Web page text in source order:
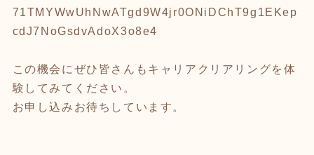
71TMYWwUhNwATgd9W4jr0ONiDChT9g1EKep
cdJ7NoGsdvAdoX3o8e4
この機会にぜひ皆さんもキャリアクリアリングを体
験してみてください。
お申し込みお待ちしています。